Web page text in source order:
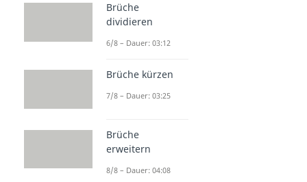
Brüche
dividieren
6/8 – Dauer: 03:12
Brüche kürzen
7/8 – Dauer: 03:25
Brüche
erweitern
8/8 – Dauer: 04:08